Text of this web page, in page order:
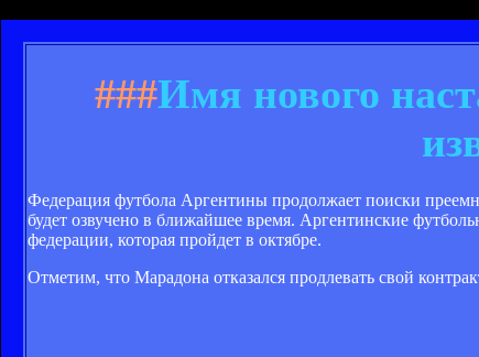
###Имя нового
Федерация футбола Аргентины продолжает поиски
будет озвучено в ближайшее время. Аргентинские
федерации, которая пройдет в октябре.
Отметим, что Марадона отказался продлевать свой